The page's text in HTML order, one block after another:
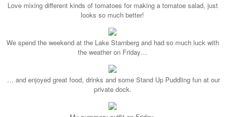
Love mixing different kinds of tomatoes for making a tomatoe salad, just
looks so much better!
We spend the weekend at the Lake Starnberg and had so much luck with
the weather on Friday…
… and enjoyed great food, drinks and some Stand Up Puddling fun at our
private dock.